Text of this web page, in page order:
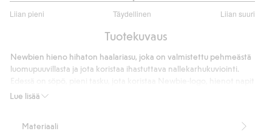
Liian pieni Täydellinen Liian suuri
/
ääneen
Tuotekuvaus
Lue lisää
Newbien hieno hihaton haalariasu, joka on valmistettu pehmeästä
luomupuuvillasta ja jota koristaa ihastuttava nallekarhukuviointi.
olkapäillä ja painonapit haaraosassa helpottavat pukemista ja
100 % luomupuuvillaa.
Materiaali